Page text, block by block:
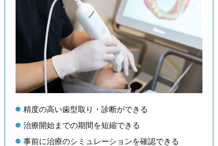
精度の高い歯型取り・診断ができる
治療開始までの期間を短縮できる
事前に治療のシミュレーションを確認できる